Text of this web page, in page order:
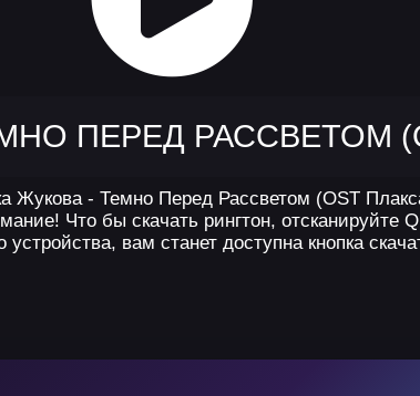
ПЕРЕД РАССВЕТОМ
Жукова - Темно Перед Рассветом (OST
Что бы скачать рингтон, отсканируйте
устройства, вам станет доступна кнопка